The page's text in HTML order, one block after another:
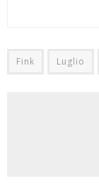
Fink Luglio